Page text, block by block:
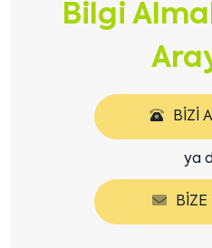
Bilgi
BIZI
ya
BIZE